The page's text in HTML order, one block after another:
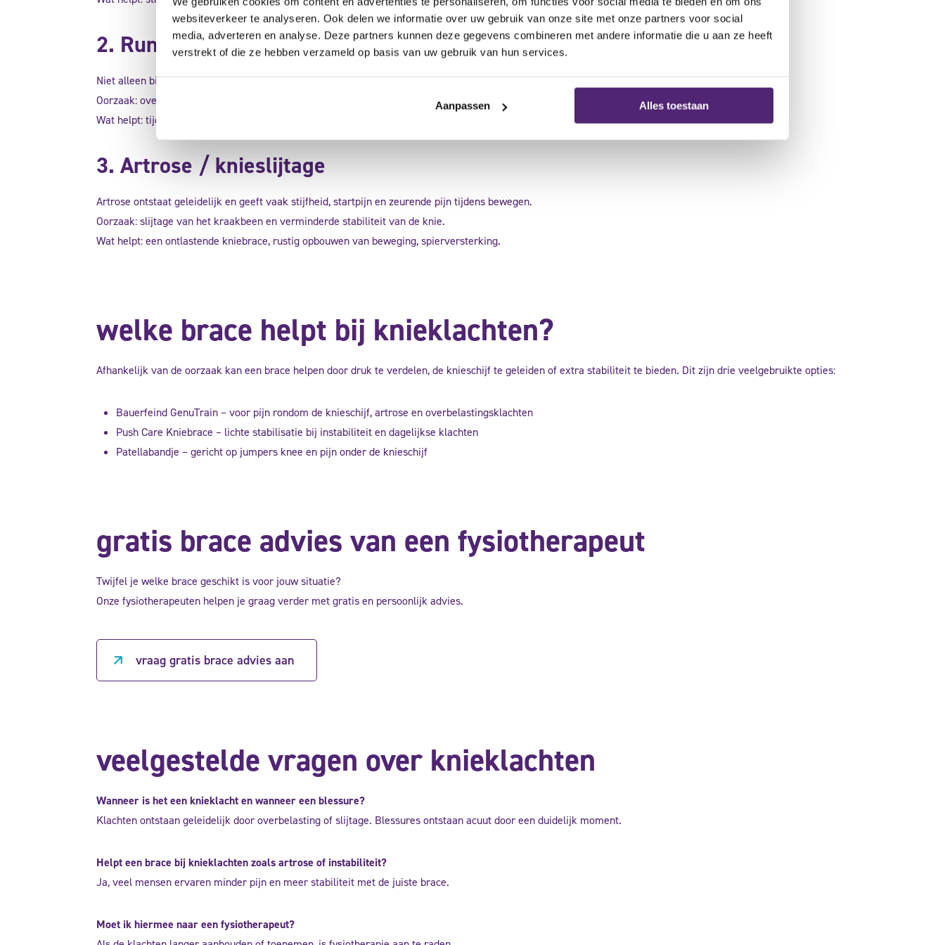
websiteverkeer te analyseren. Ook delen we informatie over uw gebruik van onze site met onze partners voor social
media, adverteren en analyse. Deze partners kunnen deze gegevens combineren met andere informatie die u aan ze heeft
verstrekt of die ze hebben verzameld op basis van uw gebruik van hun services.
Aanpassen Alles toestaan
2. Runners knee (iliotibiaal bandsyndroom)
Niet alleen bij hardlopers — iedereen die veel loopt of fietst kan last krijgen van deze typische stekende pijn aan de buitenzijde van de knie.
Oorzaak: overbelasting van het peesblad aan de buitenzijde van het bovenbeen.
Wat helpt: tijdelijk verminderen van belasting, mobiliteitsoefeningen, brace ter drukverdeling.
3. Artrose / knieslijtage
Artrose ontstaat geleidelijk en geeft vaak stijfheid, startpijn en zeurende pijn tijdens bewegen.
Oorzaak: slijtage van het kraakbeen en verminderde stabiliteit van de knie.
Wat helpt: een ontlastende kniebrace, rustig opbouwen van beweging, spierversterking.
welke brace helpt bij knieklachten?
Afhankelijk van de oorzaak kan een brace helpen door druk te verdelen, de knieschijf te geleiden of extra stabiliteit te bieden. Dit zijn drie veelgebruikte opties:
Bauerfeind GenuTrain – voor pijn rondom de knieschijf, artrose en overbelastingsklachten
Push Care Kniebrace – lichte stabilisatie bij instabiliteit en dagelijkse klachten
Patellabandje – gericht op jumpers knee en pijn onder de knieschijf
gratis brace advies van een fysiotherapeut
Twijfel je welke brace geschikt is voor jouw situatie?
Onze fysiotherapeuten helpen je graag verder met gratis en persoonlijk advies.
vraag gratis brace advies aan
veelgestelde vragen over knieklachten
Wanneer is het een knieklacht en wanneer een blessure?
Klachten ontstaan geleidelijk door overbelasting of slijtage. Blessures ontstaan acuut door een duidelijk moment.
Helpt een brace bij knieklachten zoals artrose of instabiliteit?
Ja, veel mensen ervaren minder pijn en meer stabiliteit met de juiste brace.
Moet ik hiermee naar een fysiotherapeut?